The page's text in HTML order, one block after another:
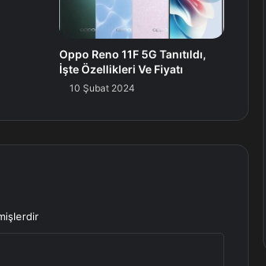
Oppo Reno 11F 5G Tanıtıldı,
İşte Özellikleri Ve Fiyatı
10 Şubat 2024